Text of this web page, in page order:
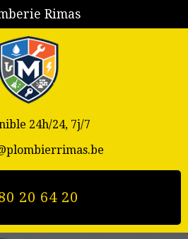
Rimas
24h/24, 7j/7
20 64 20